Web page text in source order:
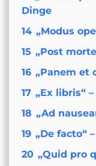
Dinge
14 „Modus
15 „Post
16 „Panem et
17 „Ex libris“
18 „Ad
19 „De facto“
20 „Quid pro